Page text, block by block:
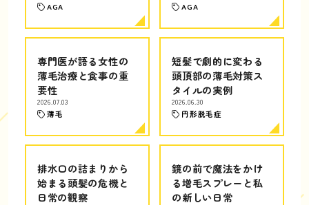
AGA AGA
専門医が語る女性の
薄毛治療と食事の重
要性
2026.07.03
薄毛
短髪で劇的に変わる
頭頂部の薄毛対策ス
タイルの実例
2026.06.30
円形脱毛症
排水口の詰まりから
始まる頭髪の危機と
日常の観察
鏡の前で魔法をかけ
る増毛スプレーと私
の新しい日常